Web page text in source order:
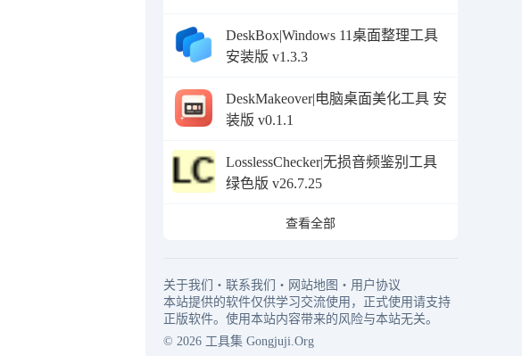
DeskBox|Windows 11桌面整理工具
安装版 v1.3.3
DeskMakeover|电脑桌面美化工具 安
装版 v0.1.1
LosslessChecker|无损音频鉴别工具
绿色版 v26.7.25
查看全部
关于我们 ・ 联系我们 ・ 网站地图 ・ 用户协议
本站提供的软件仅供学习交流使用，正式使用请支持
正版软件。使用本站内容带来的风险与本站无关。
© 2026 工具集 Gongjuji.Org